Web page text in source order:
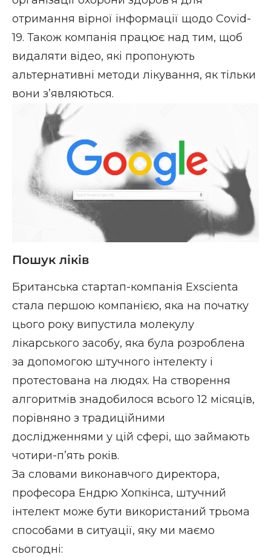
отримання вірної інформації щодо Covid-
19. Також компанія працює над тим, щоб
видаляти відео, які пропонують
альтернативні методи лікування, як тільки
вони з’являються.
Пошук ліків
Британська стартап-компанія Exscienta
стала першою компанією, яка на початку
цього року випустила молекулу
лікарського засобу, яка була розроблена
за допомогою штучного інтелекту і
протестована на людях. На створення
алгоритмів знадобилося всього 12 місяців,
порівняно з традиційними
дослідженнями у цій сфері, що займають
чотири-п’ять років.
За словами виконавчого директора,
професора Ендрю Хопкінса, штучний
інтелект може бути використаний трьома
способами в ситуації, яку ми маємо
сьогодні: